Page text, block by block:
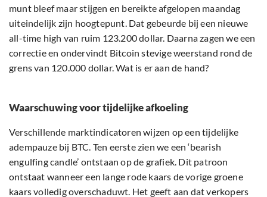
munt bleef maar stijgen en bereikte afgelopen maandag
uiteindelijk zijn hoogtepunt. Dat gebeurde bij een nieuwe
all-time high van ruim 123.200 dollar. Daarna zagen we een
correctie en ondervindt Bitcoin stevige weerstand rond de
grens van 120.000 dollar. Wat is er aan de hand?
Waarschuwing voor tijdelijke afkoeling
Verschillende marktindicatoren wijzen op een tijdelijke
adempauze bij BTC. Ten eerste zien we een ‘bearish
engulfing candle’ ontstaan op de grafiek. Dit patroon
ontstaat wanneer een lange rode kaars de vorige groene
kaars volledig overschaduwt. Het geeft aan dat verkopers